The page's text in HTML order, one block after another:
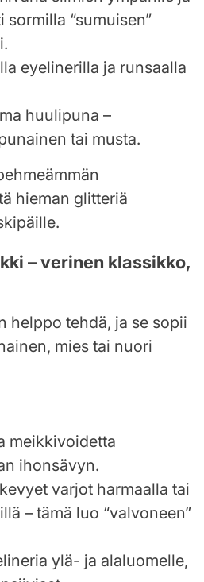
“sumuisen”
eyelinerilla ja runsaalla
huulipuna –
tai musta.
hieman glitteriä
– verinen klassikko,
helppo tehdä, ja se sopii
mies tai nuori
meikkivoidetta
ihonsävyn.
varjot harmaalla tai
– tämä luo “valvoneen”
ylä- ja alaluomelle,